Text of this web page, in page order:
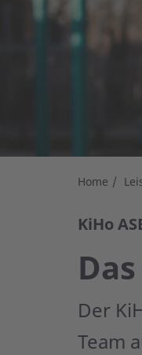
Home
KiHo
Der
Team